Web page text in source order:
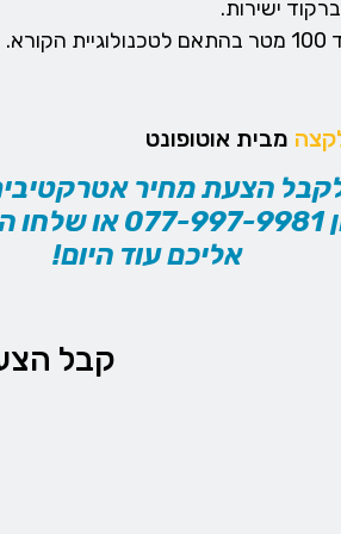
ישירות.
מבית אוטופונט
הצעת מחיר
צרו איתנו קשר
אליכם עוד היום!
קבל